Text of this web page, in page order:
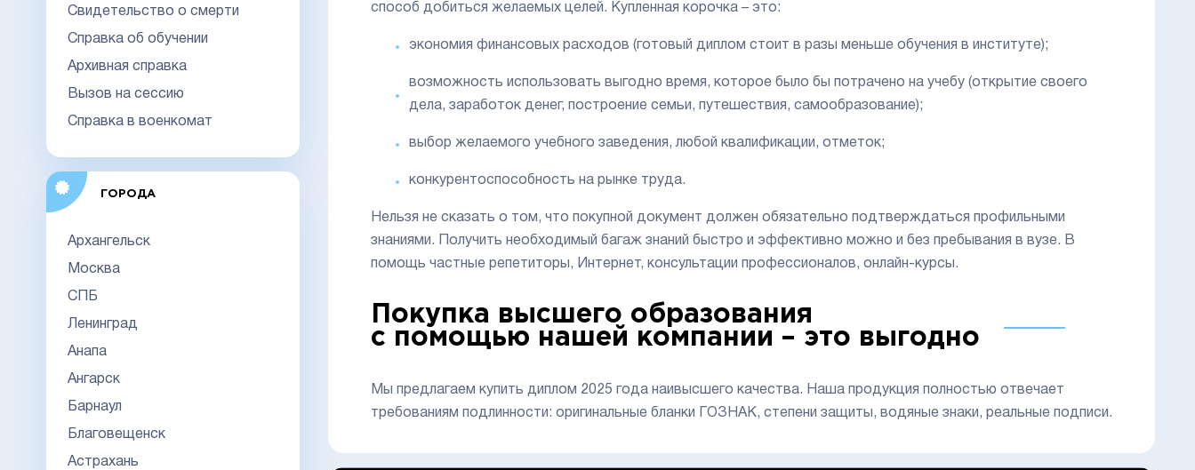
Свидетельство о смерти
Справка об обучении
Архивная справка
Вызов на сессию
Справка в военкомат
ГОРОДА
Архангельск
Москва
СПБ
Ленинград
Анапа
Ангарск
Барнаул
Благовещенск
Астрахань
способ добиться желаемых целей. Купленная корочка – это:
экономия финансовых расходов (готовый диплом стоит в разы меньше обучения в институте);
возможность использовать выгодно время, которое было бы потрачено на учебу (открытие своего
дела, заработок денег, построение семьи, путешествия, самообразование);
выбор желаемого учебного заведения, любой квалификации, отметок;
конкурентоспособность на рынке труда.
Нельзя не сказать о том, что покупной документ должен обязательно подтверждаться профильными
знаниями. Получить необходимый багаж знаний быстро и эффективно можно и без пребывания в вузе. В
помощь частные репетиторы, Интернет, консультации профессионалов, онлайн-курсы.
Покупка высшего образования
с помощью нашей компании – это выгодно
Мы предлагаем купить диплом 2025 года наивысшего качества. Наша продукция полностью отвечает
требованиям подлинности: оригинальные бланки ГОЗНАК, степени защиты, водяные знаки, реальные подписи.